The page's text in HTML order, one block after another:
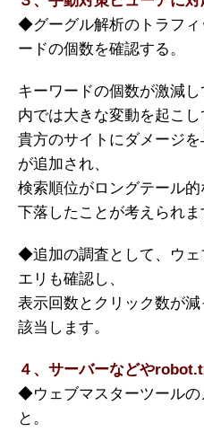
◆グーグル解析のトラフィ
ードの個数を確認する。
キーワードの個数が激減
内では大きな変動を起こし
貴方のサイトにダメージ
が追加され、
検索順位がロングテール
下落したことが考えられま
◆追加の調査として、ウェ
エリも確認し、
表示回数とクリック数が
該当します。
４、サーバーなどや
◆ウェブマスターツールの
と。